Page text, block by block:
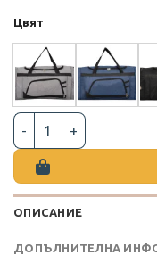
Цвят
количество за
ОПИСАНИЕ
ДОПЪЛНИТЕЛНА